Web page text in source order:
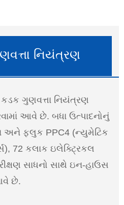
નિયંત્રણ
કડક ગુણવત્તા નિયંત્રણ
આવે છે. બધા ઉત્પાદનોનું
અને ફ્લુક PPC4 (ન્યુમેટિક
72 કલાક ઇલેક્ટ્રિકલ
સાધનો સાથે ઇન-હાઉસ
છે.